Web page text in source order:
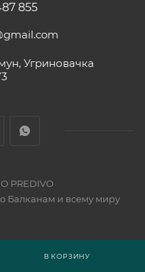
В КОРЗИНУ
855
Угриновачка
PREDIVO
Балканам и всему миру